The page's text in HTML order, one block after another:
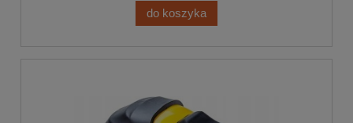
do koszyka